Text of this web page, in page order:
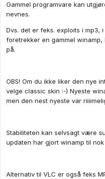
Gammel programvare kan
nevnes.
Dvs. det er feks. exploits i mp3,
foretrekker en gammel
på.
OBS! Om du ikke liker den nye
velge classic skin :-) Nyeste
men den nest nyeste var
Stabiliteten kan selvsagt være
updaten har gjort winamp til
Alternativ til VLC er også feks